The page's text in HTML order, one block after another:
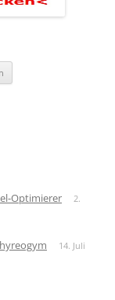
Optimierer
2.
14. Juli